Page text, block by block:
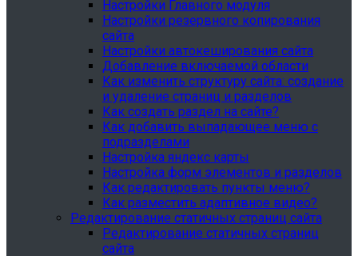
Настройки Главного модуля
Настройки резервного копирования
сайта
Настройки автокеширования сайта
Добавление включаемой области
Как изменить структуру сайта: создание
и удаление страниц и разделов
Как создать раздел на сайте?
Как добавить выпадающее меню с
подразделами
Настройка яндекс карты
Настройка форм элементов и разделов
Как редактировать пункты меню?
Как разместить адаптивное видео?
Редактирование статичных страниц сайта
Редактирование статичных страниц
сайта